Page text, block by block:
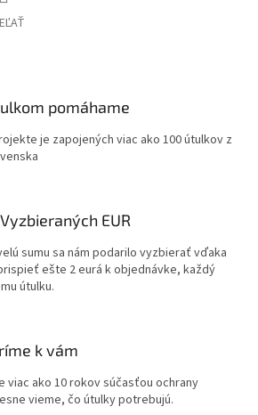
pomáhame
je zapojených viac ako 100 útulkov z
Vyzbieraných EUR
sumu sa nám podarilo vyzbierať vďaka
ešte 2 eurá k objednávke, každý
útulku.
k vám
viac ako 10 rokov súčasťou ochrany
vieme, čo útulky potrebujú.